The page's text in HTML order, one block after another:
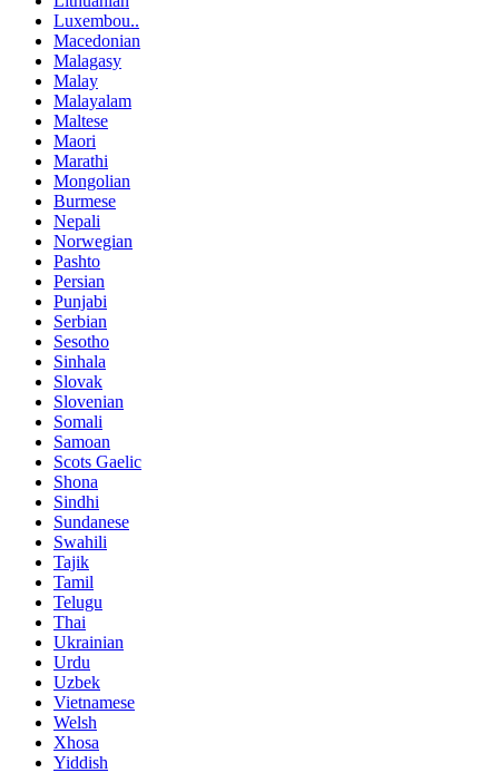
Luxembou..
Macedonian
Malagasy
Malay
Malayalam
Maltese
Maori
Marathi
Mongolian
Burmese
Nepali
Norwegian
Pashto
Persian
Punjabi
Serbian
Sesotho
Sinhala
Slovak
Slovenian
Somali
Samoan
Scots Gaelic
Shona
Sindhi
Sundanese
Swahili
Tajik
Tamil
Telugu
Thai
Ukrainian
Urdu
Uzbek
Vietnamese
Welsh
Xhosa
Yiddish